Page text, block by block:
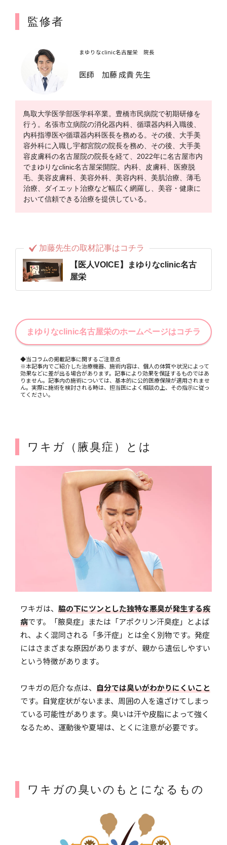
監修者
まゆりなclinic名古屋栄 院長
医師 加藤 成貴 先生
鳥取大学医学部医学科卒業。豊橋市民病院で初期研修を
行う。名張市立病院の消化器内科、循環器内科入職後、
内科指導医や循環器内科医長を務める。その後、大手美
容外科に入職し宇都宮院の院長を務め、その後、大手美
容皮膚科の名古屋院の院長を経て、2022年に名古屋市内
でまゆりなclinic名古屋栄開院。内科、皮膚科、医療脱
毛、美容皮膚科、美容外科、美容内科、美肌治療、薄毛
治療、ダイエット治療など幅広く網羅し、美容・健康に
おいて信頼できる治療を提供している。
加藤先生の取材記事はコチラ
【医人VOICE】まゆりなclinic名古
屋栄
まゆりなclinic名古屋栄のホームページはコチラ
◆当コラムの掲載記事に関するご注意点
※本記事内でご紹介した治療機器、施術内容は、個人の体質や状況によって
効果などに差が出る場合があります。記事により効果を保証するものではあ
りません。記事内の施術については、基本的に公的医療保険が適用されませ
ん。実際に施術を検討される時は、担当医によく相談の上、その指示に従っ
てください。
ワキガ（腋臭症）とは
ワキガは、 脇の下にツンとした独特な悪臭が発生する疾
病です。「腋臭症」または「アポクリン汗臭症」とよば
れ、よく混同される「多汗症」とは全く別物です。発症
にはさまざまな原因がありますが、親から遺伝しやすい
という特徴があります。
ワキガの厄介な点は、 自分では臭いがわかりにくいこと
です。自覚症状がないまま、周囲の人を遠ざけてしまっ
ている可能性があります。臭いは汗や皮脂によって強く
なるため、運動後や夏場は、とくに注意が必要です。
ワキガの臭いのもとになるもの